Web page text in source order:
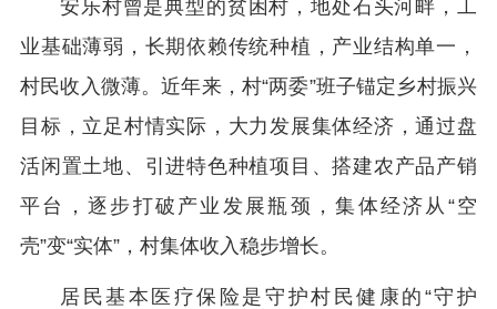
安乐村曾是典型的贫困村，地处石头河畔，工
业基础薄弱，长期依赖传统种植，产业结构单一，
村民收入微薄。近年来，村“两委”班子锚定乡村振兴
目标，立足村情实际，大力发展集体经济，通过盘
活闲置土地、引进特色种植项目、搭建农产品产销
平台，逐步打破产业发展瓶颈，集体经济从“空
壳”变“实体”，村集体收入稳步增长。
居民基本医疗保险是守护村民健康的“守护